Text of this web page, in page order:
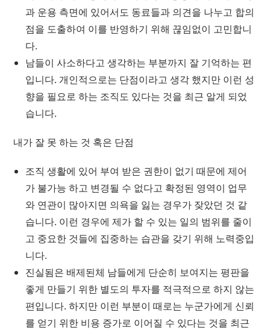
과 운용 측면에 있어서도 동료들과 의견을 나누고 합의
점을 도출하여 이를 반영하기 위해 끊임없이 고민합니
다.
남들이 사소하다고 생각하는 부분까지 잘 기억하는 편
입니다. 개인적으로는 단점이라고 생각 했지만 이런 성
향을 필요로 하는 조직도 있다는 것을 최근 알게 되었
습니다.
내가 잘 못 하는 것 혹은 단점
조직 생활에 있어 부여 받은 권한이 없기 때문에 제어
가 불가능 하고 변경될 수 없다고 확정된 영역이 업무
와 연관이 많아지면 의욕을 잃는 경우가 잦았던 것 같
습니다. 이런 경우에 제가 할 수 있는 일의 범위를 줄이
고 중요한 것들에 집중하는 습관을 갖기 위해 노력중입
니다.
진실됨은 배제된체 남들에게 단순히 보여지는 평판을
좋게 만들기 위한 별도의 투자를 적극적으로 하지 않는
편입니다. 하지만 이런 부분이 때로는 누군가에게 신뢰
를 얻기 위한 비용 증가로 이어질 수 있다는 것을 최근